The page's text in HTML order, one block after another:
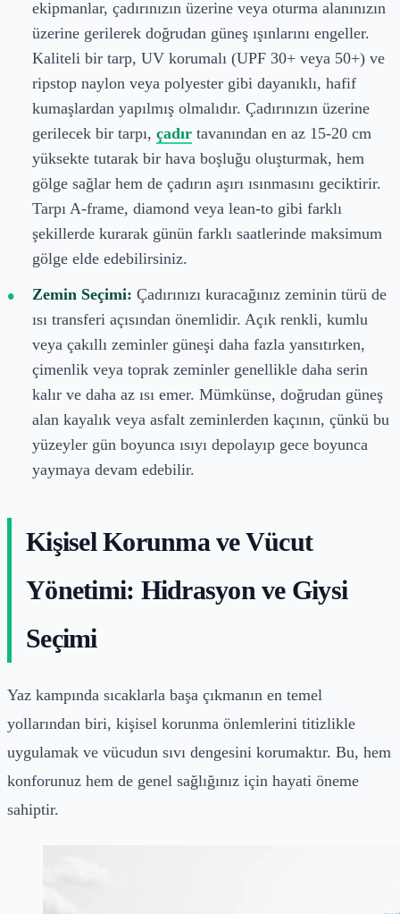
ekipmanlar, çadırınızın üzerine veya oturma alanınızın
üzerine gerilerek doğrudan güneş ışınlarını engeller.
Kaliteli bir tarp, UV korumalı (UPF 30+ veya 50+) ve
ripstop naylon veya polyester gibi dayanıklı, hafif
kumaşlardan yapılmış olmalıdır. Çadırınızın üzerine
gerilecek bir tarpı, çadır tavanından en az 15-20 cm
yüksekte tutarak bir hava boşluğu oluşturmak, hem
gölge sağlar hem de çadırın aşırı ısınmasını geciktirir.
Tarpı A-frame, diamond veya lean-to gibi farklı
şekillerde kurarak günün farklı saatlerinde maksimum
gölge elde edebilirsiniz.
Zemin Seçimi: Çadırınızı kuracağınız zeminin türü de
ısı transferi açısından önemlidir. Açık renkli, kumlu
veya çakıllı zeminler güneşi daha fazla yansıtırken,
çimenlik veya toprak zeminler genellikle daha serin
kalır ve daha az ısı emer. Mümkünse, doğrudan güneş
alan kayalık veya asfalt zeminlerden kaçının, çünkü bu
yüzeyler gün boyunca ısıyı depolayıp gece boyunca
yaymaya devam edebilir.
Kişisel Korunma ve Vücut
Yönetimi: Hidrasyon ve Giysi
Seçimi
Yaz kampında sıcaklarla başa çıkmanın en temel
yollarından biri, kişisel korunma önlemlerini titizlikle
uygulamak ve vücudun sıvı dengesini korumaktır. Bu, hem
konforunuz hem de genel sağlığınız için hayati öneme
sahiptir.